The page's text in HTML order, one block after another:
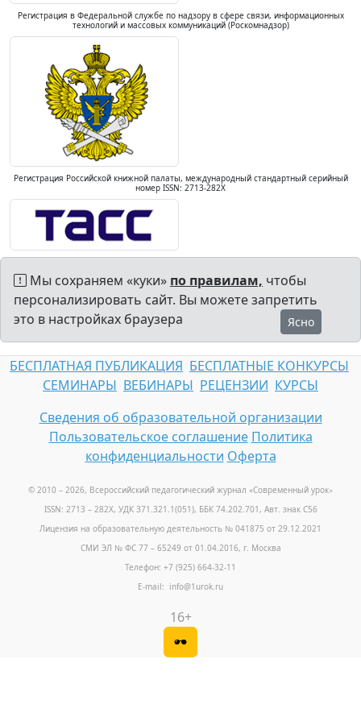
Регистрация в Федеральной службе по надзору в сфере связи, информационных
технологий и массовых коммуникаций (Роскомнадзор)
Регистрация Российской книжной палаты, международный стандартный серийный
номер ISSN: 2713-282X
Мы сохраняем «куки» по правилам, чтобы
персонализировать сайт. Вы можете запретить
это в настройках браузера
Ясно
БЕСПЛАТНАЯ ПУБЛИКАЦИЯ БЕСПЛАТНЫЕ КОНКУРСЫ
СЕМИНАРЫ ВЕБИНАРЫ РЕЦЕНЗИИ КУРСЫ
Сведения об образовательной организации
Пользовательское соглашение Политика
конфиденциальности Оферта
© 2010 – 2026, Всероссийский педагогический журнал «Современный урок»
ISSN: 2713 – 282X, УДК 371.321.1(051), ББК 74.202.701, Авт. знак С56
Лицензия на образовательную деятельность № 041875 от 29.12.2021
СМИ ЭЛ № ФС 77 – 65249 от 01.04.2016, г. Москва
Телефон: +7 (925) 664-32-11
E-mail: info@1urok.ru
16+